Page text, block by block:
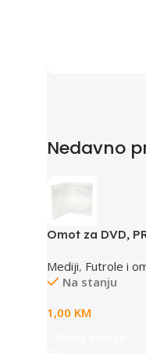
Nedavno
Omot za DVD,
Mediji, Futrole i
Na stanju
1,00 KM